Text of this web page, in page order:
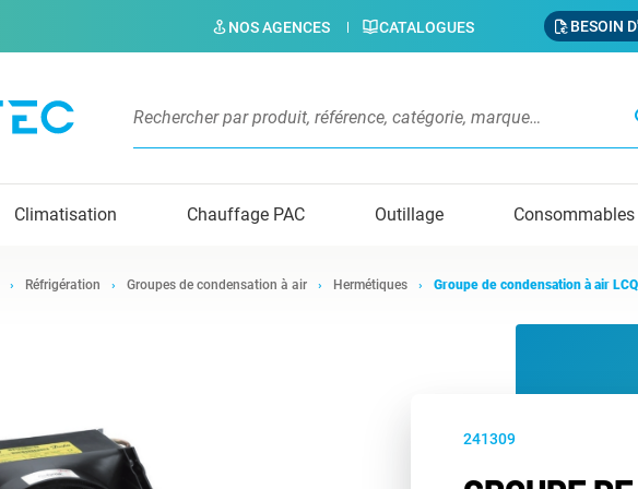
NOS AGENCES CATALOGUES BESOIN
Climatisation Chauffage PAC Outillage Consommables
Réfrigération Groupes de condensation à air Hermétiques Groupe de condensation à air
241309